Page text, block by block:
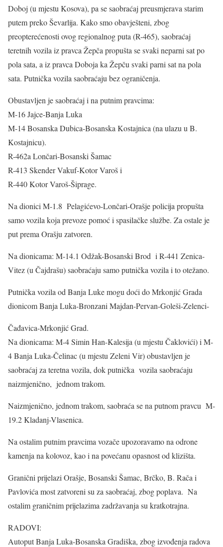
Doboj (u mjestu Kosova), pa se saobraćaj preusmjerava starim
putem preko Ševarlija. Kako smo obavješteni, zbog
preopterećenosti ovog regionalnog puta (R-465), saobraćaj
teretnih vozila iz pravca Žepča propušta se svaki neparni sat po
pola sata, a iz pravca Doboja ka Žepču svaki parni sat na pola
sata. Putnička vozila saobraćaju bez ograničenja.
Obustavljen je saobraćaj i na putnim pravcima:
M-16 Jajce-Banja Luka
M-14 Bosanska Dubica-Bosanska Kostajnica (na ulazu u B.
Kostajnicu).
R-462a Lončari-Bosanski Šamac
R-413 Skender Vakuf-Kotor Varoš i
R-440 Kotor Varoš-Šiprage.
Na dionici M-1.8 Pelagićevo-Lončari-Orašje policija propušta
samo vozila koja prevoze pomoć i spasilačke službe. Za ostale je
put prema Orašju zatvoren.
Na dionicama: M-14.1 Odžak-Bosanski Brod i R-441 Zenica-
Vitez (u Čajdrašu) saobraćaju samo putnička vozila i to otežano.
Putnička vozila od Banja Luke mogu doći do Mrkonjić Grada
dionicom Banja Luka-Bronzani Majdan-Pervan-Goleši-Zelenci-
Čađavica-Mrkonjić Grad.
Na dionicama: M-4 Simin Han-Kalesija (u mjestu Čaklovići) i M-
4 Banja Luka-Čelinac (u mjestu Zeleni Vir) obustavljen je
saobraćaj za teretna vozila, dok putnička vozila saobraćaju
naizmjenično, jednom trakom.
Naizmjenično, jednom trakom, saobraća se na putnom pravcu M-
19.2 Kladanj-Vlasenica.
Na ostalim putnim pravcima vozače upozoravamo na odrone
kamenja na kolovoz, kao i na povećanu opasnost od klizišta.
Granični prijelazi Orašje, Bosanski Šamac, Brčko, B. Rača i
Pavlovića most zatvoreni su za saobraćaj, zbog poplava. Na
ostalim graničnim prijelazima zadržavanja su kratkotrajna.
RADOVI:
Autoput Banja Luka-Bosanska Gradiška, zbog izvođenja radova